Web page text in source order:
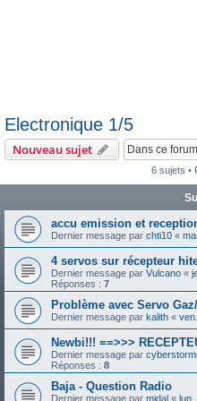
Electronique 1/5
Nouveau sujet
6 sujets •
accu emission et
Dernier message par chti10 «
4 servos sur récepteur
Dernier message par Vulcano «
Réponses : 7
Problème avec Servo
Dernier message par kalith «
Newbi!!! ==>>>
Dernier message par
Réponses : 8
Baja - Question Radio
Dernier message par midal « lun.